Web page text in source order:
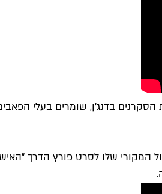
בדנג'ן, שומרים בעלי